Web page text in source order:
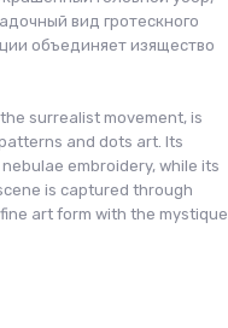
вид гротескного
объединяет изящество
surrealist movement, is
and dots art. Its
embroidery, while its
is captured through
art form with the mystique